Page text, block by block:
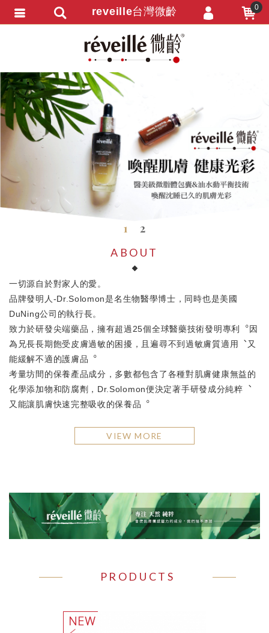
1 2
ABOUT
一切源自於對家人的愛。
品牌發明人-Dr.Solomon是名生物醫學博士，同時也是美國
DuNing公司的執行長。
致力於研發尖端藥品，擁有超過25個全球醫藥技術發明專利︒因
為兄長長期飽受皮膚過敏的困擾，且遍尋不到過敏膚質適用︑又
能緩解不適的護膚品︒
考量坊間的保養產品成分，多數都包含了各種對肌膚健康無益的
化學添加物和防腐劑，Dr.Solomon便決定著手研發成分純粹︑
又能讓肌膚快速完整吸收的保養品︒
VIEW MORE
PRODUCTS
reveille台灣微齡 0
會員登入
會員註冊
忘記密碼
購物說明
匯款通知